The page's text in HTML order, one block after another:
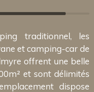
traditionnel, les
et camping-car de
offrent une belle
et sont délimités
dispose